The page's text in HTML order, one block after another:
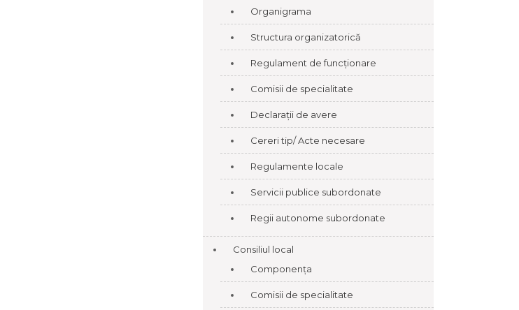
Organigrama
Structura organizatorică
Regulament de funcționare
Comisii de specialitate
Declarații de avere
Cereri tip/ Acte necesare
Regulamente locale
Servicii publice subordonate
Regii autonome subordonate
Consiliul local
Componența
Comisii de specialitate